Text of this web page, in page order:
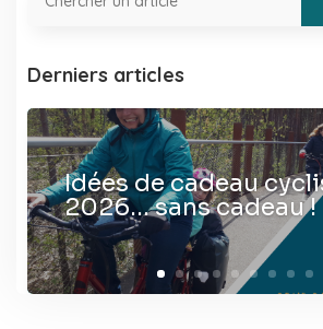
Derniers articles
Idées de cadeau
2026… sans cadeau !